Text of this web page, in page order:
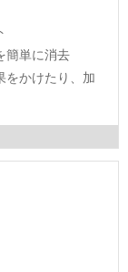
簡単に消去
をかけたり、加